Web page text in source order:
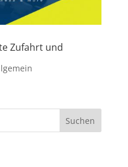
Zufahrt und